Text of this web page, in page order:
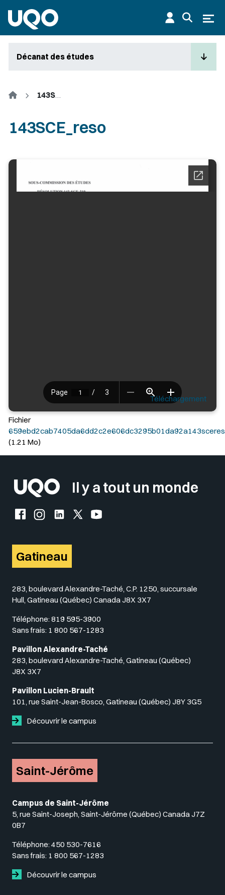
Décanat des études
Accueil 143SCE_reso
143SCE_reso
Téléchargement
Fichier
(1.21 Mo)
Il y a tout un monde
Facebook de l'UQO
Instagram de l'UQO
LinkedIn de l'UQO
X (Twitter) de l'UQO
YouTube de l'UQO
Gatineau
283, boulevard Alexandre-Taché, C.P. 1250, succursale
Hull, Gatineau (Québec) Canada J8X 3X7
Téléphone: 819 595-3900
Sans frais: 1 800 567-1283
Pavillon Alexandre-Taché
283, boulevard Alexandre-Taché, Gatineau (Québec)
J8X 3X7
Pavillon Lucien-Brault
101, rue Saint-Jean-Bosco, Gatineau (Québec) J8Y 3G5
Découvrir le campus
Saint-Jérôme
Campus de Saint-Jérôme
5, rue Saint-Joseph, Saint-Jérôme (Québec) Canada J7Z
0B7
Téléphone: 450 530-7616
Sans frais: 1 800 567-1283
Découvrir le campus